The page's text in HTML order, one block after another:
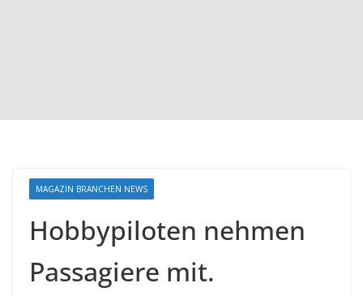
MAGAZIN BRANCHEN NEWS
Hobbypiloten nehmen
Passagiere mit.